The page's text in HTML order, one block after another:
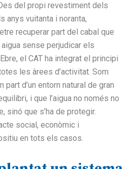
del propi revestiment dels
anys vuitanta i noranta,
recuperar part del cabal que
sense perjudicar els
el CAT ha integrat el principi
les àrees d’activitat. Som
d’un entorn natural de gran
i que l’aigua no només no
sinó que s’ha de protegir.
social, econòmic i
en tots els casos.